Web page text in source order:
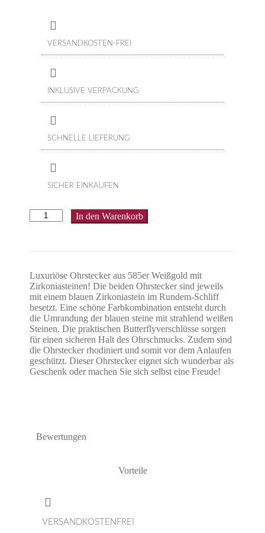
VERSANDKOSTEN-FREI
INKLUSIVE VERPACKUNG
SCHNELLE LIEFERUNG
SICHER EINKAUFEN
In den Warenkorb
Luxuriöse Ohrstecker aus 585er Weißgold mit
Zirkoniasteinen! Die beiden Ohrstecker sind jeweils
mit einem blauen Zirkoniastein im Rundem-Schliff
besetzt. Eine schöne Farbkombination entsteht durch
die Umrandung der blauen steine mit strahlend weißen
Steinen. Die praktischen Butterflyverschlüsse sorgen
für einen sicheren Halt des Ohrschmucks. Zudem sind
die Ohrstecker rhodiniert und somit vor dem Anlaufen
geschützt. Dieser Ohrstecker eignet sich wunderbar als
Geschenk oder machen Sie sich selbst eine Freude!
Bewertungen
Vorteile
VERSANDKOSTENFREI